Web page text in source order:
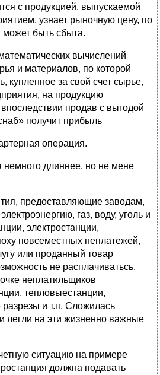
с продукцией, выпускаемой
узнает рыночную цену, по
может быть сбыта.
вычислений
и материалов, по которой
купленное за свой счет сырье,
на продукцию
продав с выгодой
получит прибыль
операция.
немного длиннее, но не мене
предоставляющие заводам,
газ, воду, уголь и
электростанции,
повсеместных неплатежей,
или проданный товар
не расплачиватьсь.
неплатильщиков
тепловыестанции,
и т.п. Сложилась
легли на эти жизненно важные
ситуацию на примере
должна подавать